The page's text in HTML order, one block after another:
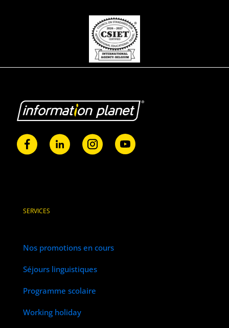
SERVICES
Nos promotions en cours
Séjours linguistiques
Programme scolaire
Working holiday